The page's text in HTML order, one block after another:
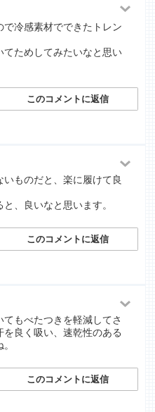
で冷感素材でできたトレン
てためしてみたいなと思い
このコメントに返信
ものだと、楽に履けて良
、良いなと思います。
このコメントに返信
もべたつきを軽減してさ
を良く吸い、速乾性のある
このコメントに返信